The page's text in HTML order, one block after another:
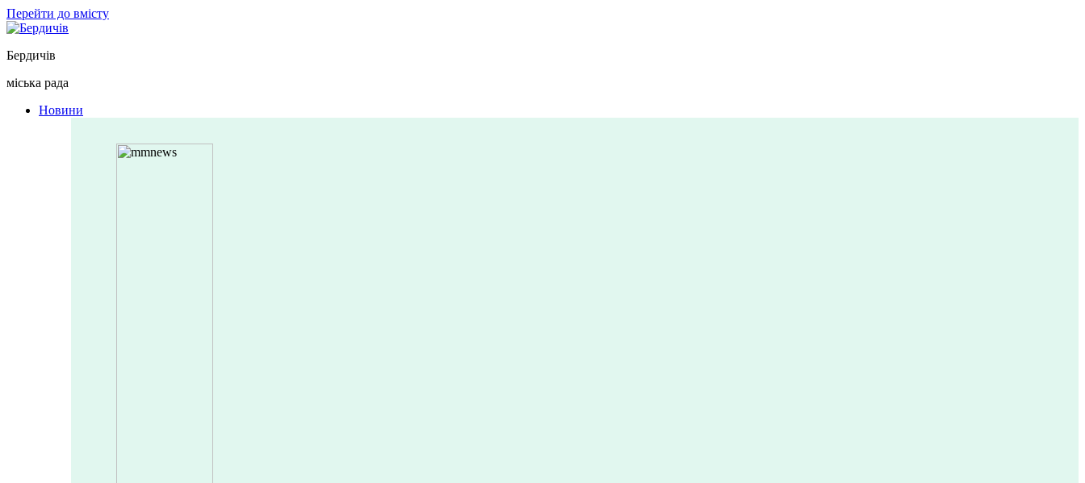
Перейти до вмісту
Бердичів
міська рада
Новини